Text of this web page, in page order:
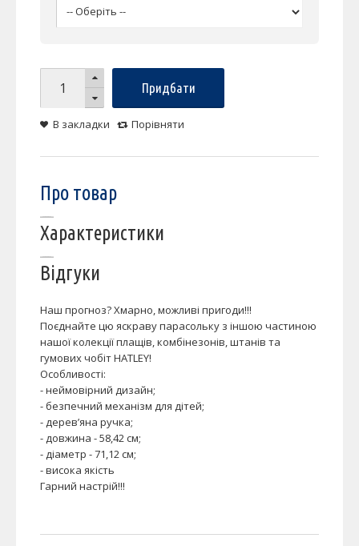
Придбати
В закладки Порівняти
Про товар
Характеристики
Відгуки
Наш прогноз? Хмарно, можливі пригоди!!!
Поєднайте цю яскраву парасольку з іншою частиною
нашої колекції плащів, комбінезонів, штанів та
гумових чобіт HATLEY!
Особливості:
- неймовірний дизайн;
- безпечний механізм для дітей;
- дерев’яна ручка;
- довжина - 58,42 см;
- діаметр - 71,12 см;
- висока якість
Гарний настрій!!!